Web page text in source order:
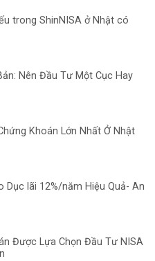
trong ShinNISA ở Nhật có
Nên Đầu Tư Một Cục Hay
Khoán Lớn Nhất Ở Nhật
Dục lãi 12%/năm Hiệu Quả- An
Được Lựa Chọn Đầu Tư NISA